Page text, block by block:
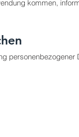
kommen,